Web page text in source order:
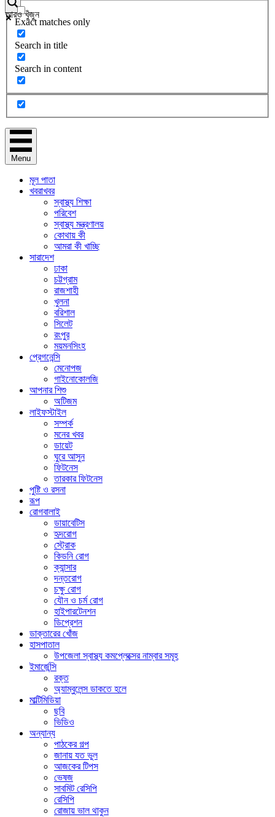
আরও খুঁজুন
Exact matches only
Search in title
Search in content
Menu
মূল পাতা
খবরাখবর
স্বাস্থ্য শিক্ষা
পরিবেশ
স্বাস্থ্য মন্ত্রণালয়
কোথায় কী
আমরা কী খাচ্ছি
সারাদেশ
ঢাকা
চট্টগ্রাম
রাজশাহী
খুলনা
বরিশাল
সিলেট
রংপুর
ময়মনসিংহ
প্রেগনেন্সি
মেনোপজ
গাইনোকোলজি
আপনার শিশু
অটিজম
লাইফস্টাইল
সম্পর্ক
মনের খবর
ডায়েট
ঘুরে আসুন
ফিটনেস
তারকার ফিটনেস
পুষ্টি ও রসনা
রূপ
রোগবালাই
ডায়াবেটিস
হৃদরোগ
স্ট্রোক
কিডনি রোগ
ক্যান্সার
দন্তরোগ
চক্ষু রোগ
যৌন ও চর্ম রোগ
হাইপারটেনশন
ডিপ্রেশন
ডাক্তারের খোঁজ
হাসপাতাল
উপজেলা স্বাস্থ্য কমপ্লেক্সের নাম্বার সমূহ
ইমার্জেন্সি
রক্ত
অ্যাম্বুলেন্স ডাকতে হলে
মাল্টিমিডিয়া
ছবি
ভিডিও
অন্যান্য
পাঠকের গল্প
জানায় যত ভুল
আজকের টিপস
ভেষজ
সাবমিট রেসিপি
রেসিপি
রোজায় ভাল থাকুন